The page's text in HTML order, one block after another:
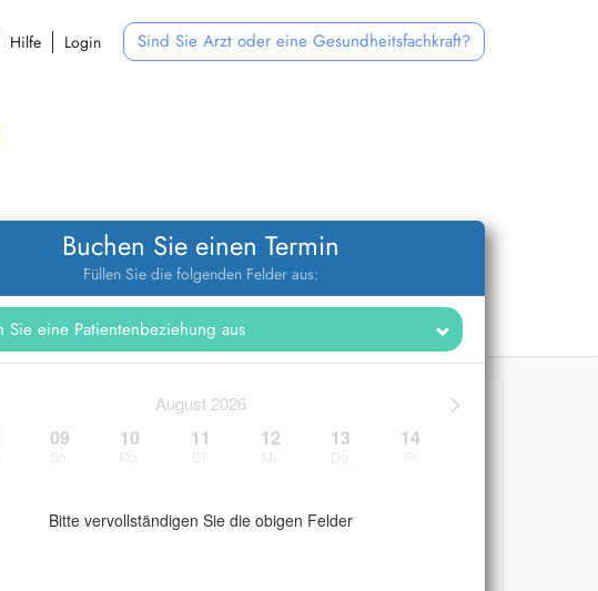
Hilfe Login Sind Sie Arzt oder eine Gesundheitsfachkraft?
Buchen Sie einen Termin
Füllen Sie die folgenden Felder aus:
>
August 2026
09 10 11 12 13 14
Bitte vervollständigen Sie die obigen Felder